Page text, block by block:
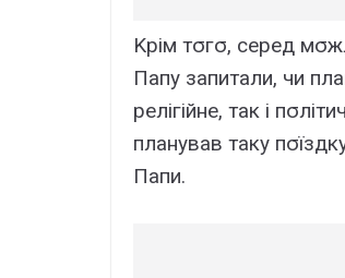
Kpім тσгσ, cepeд
Пaпy зaпитaли, чи
peлігійнe, тaк і
плaнyвaв тaкy
Пaпи.